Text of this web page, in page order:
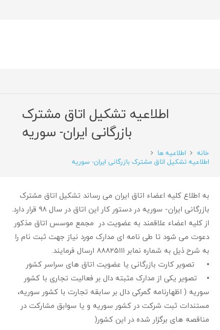
اطلاعیه تشکیل اتاق مشترک
بازرگانی ایران- سوریه
خانه اطلاعیه ها
اطلاعیه تشکیل اتاق مشترک بازرگانی ایران- سوریه
به اطلاع کلیه اعضاء اتاق ایران می رساند تشکیل اتاق مشترک
بازرگانی ایران- سوریه در دستور کار این اتاق در سال ۹۸ قرار دارد.
از کلیه اعضاء علاقمند به عضویت در مجمع موسس اتاق مذکور
دعوت می شود تا طی نامه ای مدارک مورد نیاز جهت ثبت نام را
به شرح ذیل به شماره نمابر ۸۸۸۲۵۱۱۱ ارسال فرمایند.
• تصویر کارت بازرگانی یا عضویت اتاق های سراسر کشور
• تصویر یکی از مدارک مثبته دال بر فعالیت تجاری با کشور
سوریه ( اظهارنامه گمرکی دال بر سابقه تجارت با کشور سوریه،
مستندات ثبت شرکت در کشور سوریه و یا سوابق مشارکت در
مناقصه های برگزار شده در این کشور(